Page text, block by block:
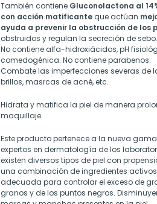
También contiene Gluconolactona al
con acción matificante que actúan
ayuda a prevenir la obstrucción de los
obstruidos y regulan la secreción de sebo.
No contiene alfa-hidroxiácidos, pH
comedogénica. No contiene parabenos.
Combate las imperfecciones severas de
brillos, masrcas de acné, etc.
Hidrata y matifica la piel de manera
maquillaje.
Este producto pertenece a la nueva
expertos en dermatología de los
existen diversos tipos de piel con
una combinación de ingredientes
adecuada para controlar el exceso de
granos y de los puntos negros.